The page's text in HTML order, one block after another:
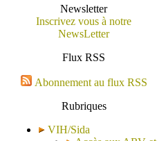
Newsletter
Inscrivez vous à notre
NewsLetter
Flux RSS
Abonnement au flux RSS
Rubriques
VIH/Sida